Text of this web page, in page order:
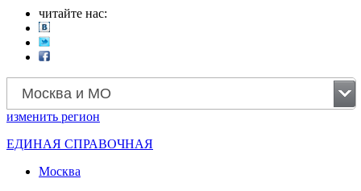
читайте нас:
Москва и МО
изменить регион
ЕДИНАЯ СПРАВОЧНАЯ
Москва